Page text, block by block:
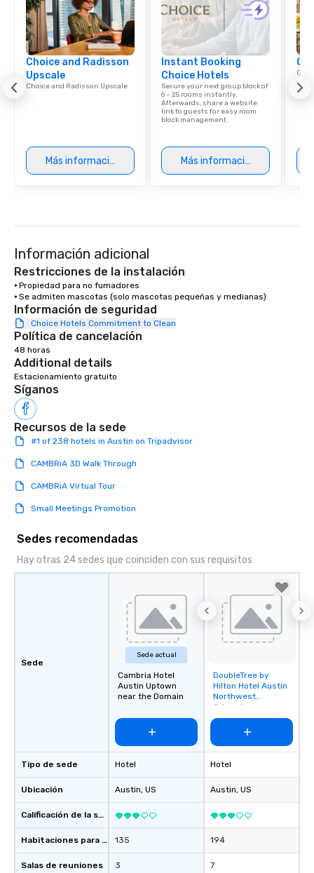
Choice and Radisson
Upscale
Choice and Radisson Upscale
Más información
Instant Booking
Choice Hotels
Secure your next group block of
6 – 25 rooms instantly.
Afterwards, share a website
link to guests for easy room
block management.
Más información
Información adicional
Restricciones de la instalación
⦁ Propiedad para no fumadores
⦁ Se admiten mascotas (solo mascotas pequeñas y medianas)
Información de seguridad
Choice Hotels Commitment to Clean
Política de cancelación
48 horas
Additional details
Estacionamiento gratuito
Síganos
Recursos de la sede
#1 of 238 hotels in Austin on Tripadvisor
CAMBRiA 3D Walk Through
CAMBRiA Virtual Tour
Small Meetings Promotion
Sedes recomendadas
Hay otras 24 sedes que coinciden con sus requisitos
Sede
Tipo de sede
Ubicación
Calificación de la sede
Habitaciones para huéspedes
Salas de reuniones
Sede actual
Cambria Hotel
Austin Uptown
near the Domain
Hotel
Austin, US
135
3
Removed from
favorites
DoubleTree by
Hilton Hotel Austin
Northwest
Arboretum
Hotel
Austin, US
194
7